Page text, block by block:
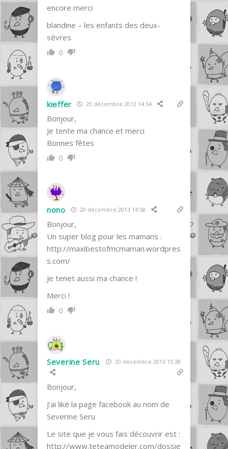
encore merci
blandine – les enfants des deux-
sèvres
0
kieffer 20 décembre 2013 14:54
Bonjour,
Je tente ma chance et merci
Bonnes fêtes
0
nono 20 décembre 2013 14:58
Bonjour,
Un super blog pour les mamans :
http://maxibestofmcmaman.wordpres
s.com/
Je tenet aussi ma chance !
Merci !
0
Severine Seru 20 décembre 2013 15:38
Bonjour,
J’ai liké la page facebook au nom de
Severine Seru
Le site que je vous fais découvrir est :
http://www.teteamodeler.com/dossie